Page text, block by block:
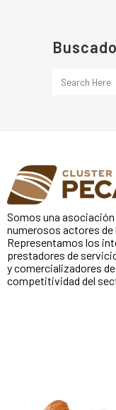
Somos una
numerosos actores de
Representamos los
prestadores de
y comercializadores
competitividad del